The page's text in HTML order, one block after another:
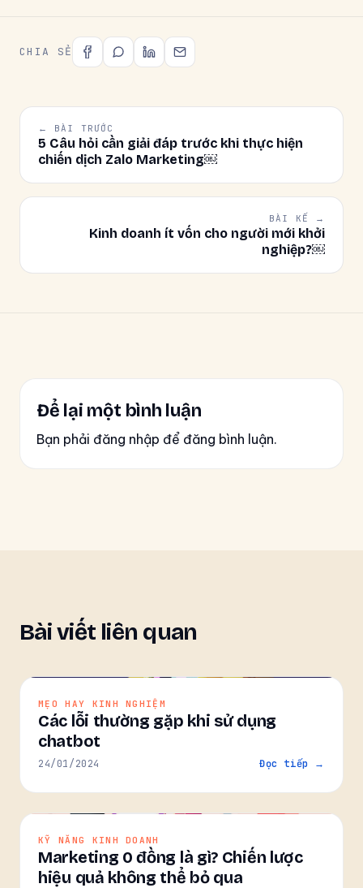
CHIA SẺ
← BÀI TRƯỚC
5 Câu hỏi cần giải đáp trước khi thực hiện
chiến dịch Zalo Marketing￼
BÀI KẾ →
Kinh doanh ít vốn cho người mới khởi
nghiệp?￼
Để lại một bình luận
Bạn phải đăng nhập để đăng bình luận.
Bài viết liên quan
MẸO HAY KINH NGHIỆM
Các lỗi thường gặp khi sử dụng
chatbot
24/01/2024 Đọc tiếp →
KỸ NĂNG KINH DOANH
Marketing 0 đồng là gì? Chiến lược
hiệu quả không thể bỏ qua